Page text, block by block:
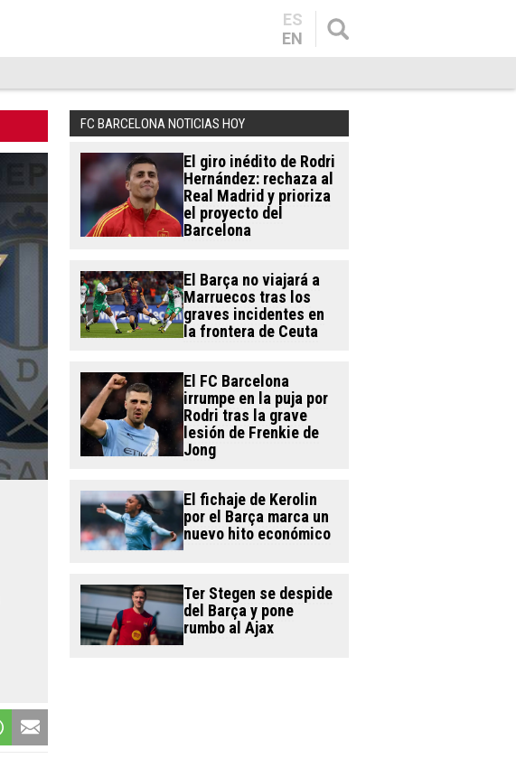
ES
EN
FC BARCELONA NOTICIAS HOY
El giro inédito de Rodri
Hernández: rechaza al
Real Madrid y prioriza
el proyecto del
Barcelona
El Barça no viajará a
Marruecos tras los
graves incidentes en
la frontera de Ceuta
El FC Barcelona
irrumpe en la puja por
Rodri tras la grave
lesión de Frenkie de
Jong
El fichaje de Kerolin
por el Barça marca un
nuevo hito económico
Ter Stegen se despide
del Barça y pone
rumbo al Ajax